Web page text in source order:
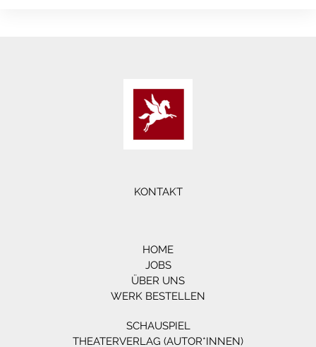
KONTAKT
HOME
JOBS
ÜBER UNS
WERK BESTELLEN
SCHAUSPIEL
THEATERVERLAG (AUTOR*INNEN)